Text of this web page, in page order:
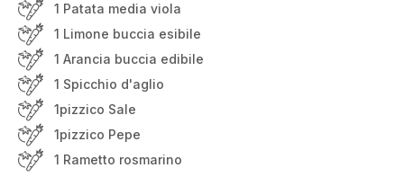
1 Patata media viola
1 Limone buccia esibile
1 Arancia buccia edibile
1 Spicchio d'aglio
1pizzico Sale
1pizzico Pepe
1 Rametto rosmarino